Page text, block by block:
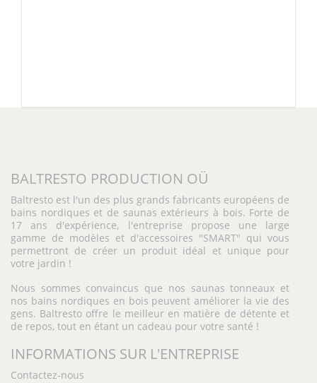
BALTRESTO PRODUCTION OÜ
Baltresto est l'un des plus grands fabricants européens de
bains nordiques et de saunas extérieurs à bois. Forte de
17 ans d'expérience, l'entreprise propose une large
gamme de modèles et d'accessoires "SMART" qui vous
permettront de créer un produit idéal et unique pour
votre jardin !
Nous sommes convaincus que nos saunas tonneaux et
nos bains nordiques en bois peuvent améliorer la vie des
gens. Baltresto offre le meilleur en matière de détente et
de repos, tout en étant un cadeau pour votre santé !
INFORMATIONS SUR L'ENTREPRISE
Contactez-nous